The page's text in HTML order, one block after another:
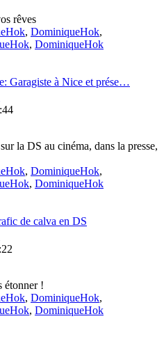
rêves
, DominiqueHok,
, DominiqueHok
Garagiste à Nice et prése…
le
la DS au cinéma, dans la presse,
, DominiqueHok,
, DominiqueHok
de calva en DS
le
étonner !
, DominiqueHok,
, DominiqueHok